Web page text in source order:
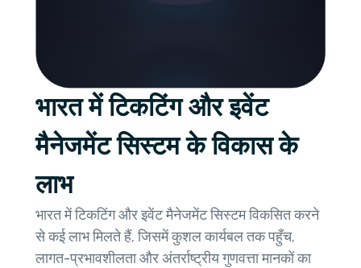
भारत में टिकटिंग और इवेंट
मैनेजमेंट सिस्टम के विकास के
लाभ
भारत में टिकटिंग और इवेंट मैनेजमेंट सिस्टम विकसित करने
से कई लाभ मिलते हैं, जिसमें कुशल कार्यबल तक पहुँच,
लागत-प्रभावशीलता और अंतर्राष्ट्रीय गुणवत्ता मानकों का